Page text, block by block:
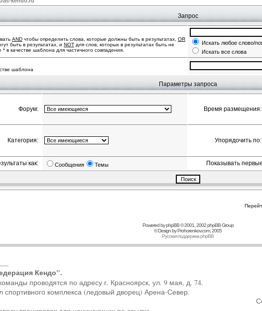
Запрос
AND чтобы определить слова, которые должны быть в результатах, OR
быть в результатах, и NOT для слов, которых в результатах быть не
в качестве шаблона для частичного совпадения.
Искать любое слово/
Искать все слова
шаблона
Параметры запроса
Форум: Время размещения:
Категория: Упорядочить по:
как: Сообщения Темы Показывать первые
Powered byphpBB© 2001, 2002 phpBB Group
© Design byProhorenkov.com, 2005
Русская поддержка phpBB
Кендо".
проводятся по адресу г. Красноярск, ул. 9 мая, д. 74.
спортивного комплекса (ледовый дворец) Арена-Север.